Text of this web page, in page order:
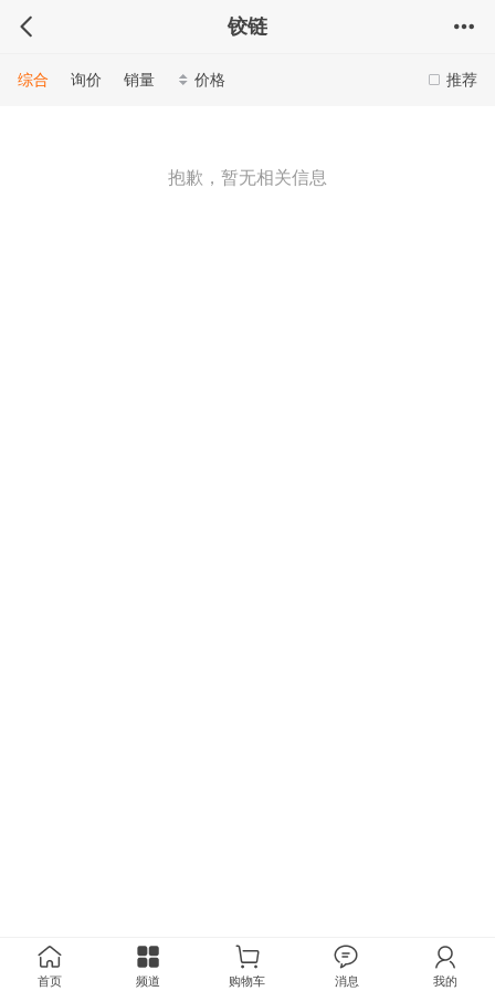
铰链
推荐
综合 询价 销量 价格
抱歉，暂无相关信息
首页 频道 购物车 消息 我的